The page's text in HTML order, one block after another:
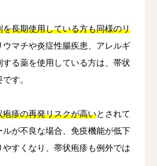
長期使用している方も同様のリ
マチや炎症性腸疾患、アレルギ
る薬を使用している方は、帯状
す。
疹の再発リスクが高いとされて
が不良な場合、免疫機能が低下
やすくなり、帯状疱疹も例外では